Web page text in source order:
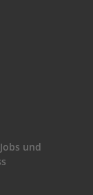
und